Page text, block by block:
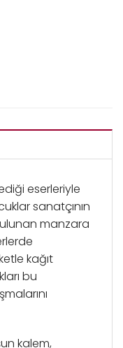
eserleriyle
sanatçının
manzara
kağıt
bu
kalem,